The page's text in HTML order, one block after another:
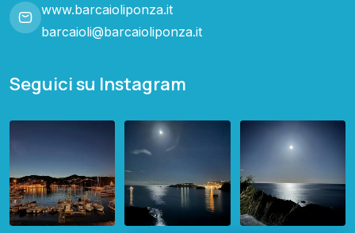
www.barcaioliponza.it
barcaioli@barcaioliponza.it
Seguici su Instagram